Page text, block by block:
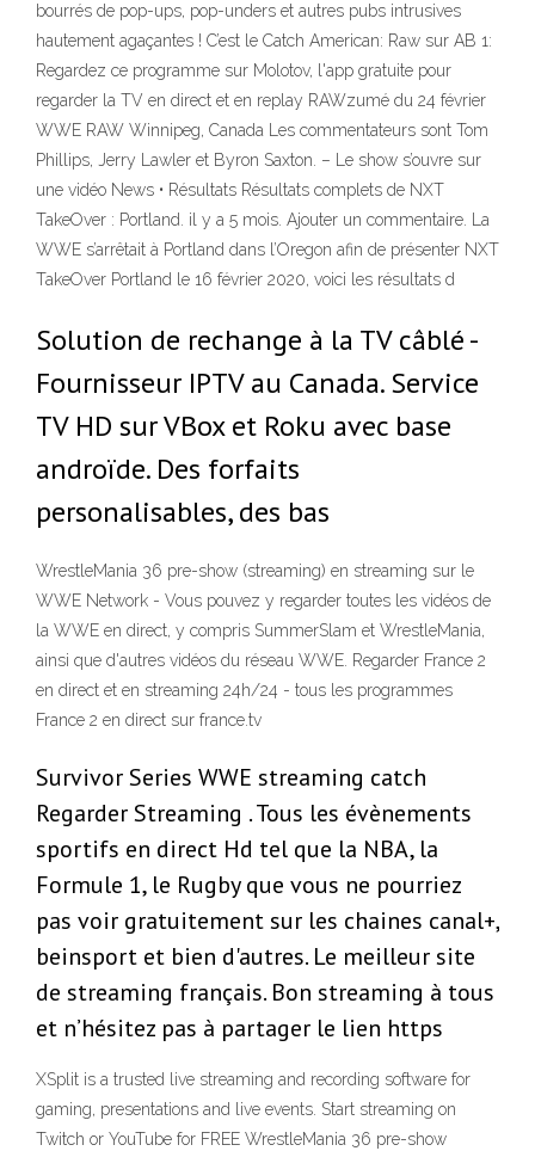
bourrés de pop-ups, pop-unders et autres pubs intrusives
hautement agaçantes ! C’est le Catch American: Raw sur AB 1:
Regardez ce programme sur Molotov, l'app gratuite pour
regarder la TV en direct et en replay RAWzumé du 24 février
WWE RAW Winnipeg, Canada Les commentateurs sont Tom
Phillips, Jerry Lawler et Byron Saxton. – Le show s’ouvre sur
une vidéo News • Résultats Résultats complets de NXT
TakeOver : Portland. il y a 5 mois. Ajouter un commentaire. La
WWE s’arrêtait à Portland dans l’Oregon afin de présenter NXT
TakeOver Portland le 16 février 2020, voici les résultats d
Solution de rechange à la TV câblé -
Fournisseur IPTV au Canada. Service
TV HD sur VBox et Roku avec base
androïde. Des forfaits
personalisables, des bas
WrestleMania 36 pre-show (streaming) en streaming sur le
WWE Network - Vous pouvez y regarder toutes les vidéos de
la WWE en direct, y compris SummerSlam et WrestleMania,
ainsi que d'autres vidéos du réseau WWE. Regarder France 2
en direct et en streaming 24h/24 - tous les programmes
France 2 en direct sur france.tv
Survivor Series WWE streaming catch
Regarder Streaming . Tous les évènements
sportifs en direct Hd tel que la NBA, la
Formule 1, le Rugby que vous ne pourriez
pas voir gratuitement sur les chaines canal+,
beinsport et bien d'autres. Le meilleur site
de streaming français. Bon streaming à tous
et n’hésitez pas à partager le lien https
XSplit is a trusted live streaming and recording software for
gaming, presentations and live events. Start streaming on
Twitch or YouTube for FREE WrestleMania 36 pre-show